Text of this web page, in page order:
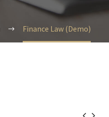
Finance Law (Demo)